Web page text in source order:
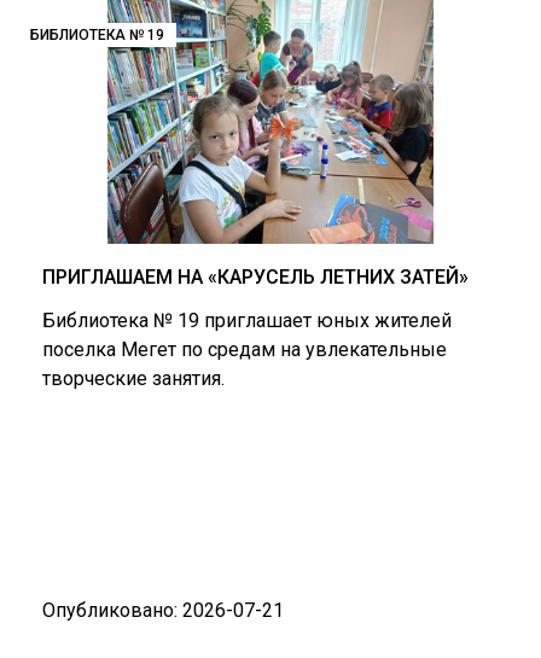
БИБЛИОТЕКА № 19
ПРИГЛАШАЕМ НА «КАРУСЕЛЬ ЛЕТНИХ ЗАТЕЙ»
Библиотека № 19 приглашает юных жителей
поселка Мегет по средам на увлекательные
творческие занятия.
Опубликовано: 2026-07-21